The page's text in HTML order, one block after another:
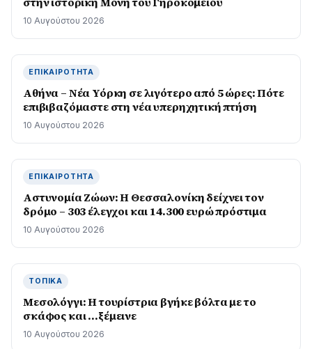
10 Αυγούστου 2026
ΕΠΙΚΑΙΡΌΤΗΤΑ
Αθήνα – Νέα Υόρκη σε λιγότερο από 5 ώρες: Πότε
επιβιβαζόμαστε στη νέα υπερηχητική πτήση
10 Αυγούστου 2026
ΕΠΙΚΑΙΡΌΤΗΤΑ
Αστυνομία Ζώων: Η Θεσσαλονίκη δείχνει τον
δρόμο – 303 έλεγχοι και 14.300 ευρώ πρόστιμα
10 Αυγούστου 2026
ΤΟΠΙΚΆ
Μεσολόγγι: Η τουρίστρια βγήκε βόλτα με το
σκάφος και …ξέμεινε
10 Αυγούστου 2026